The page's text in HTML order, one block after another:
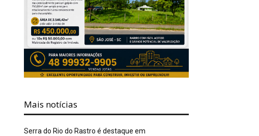
Mais notícias
Serra do Rio do Rastro é destaque em